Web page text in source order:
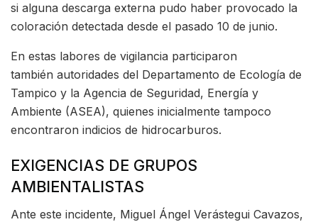
si alguna descarga externa pudo haber provocado la
coloración detectada desde el pasado 10 de junio.
En estas labores de vigilancia participaron
también autoridades del Departamento de Ecología de
Tampico y la Agencia de Seguridad, Energía y
Ambiente (ASEA), quienes inicialmente tampoco
encontraron indicios de hidrocarburos.
EXIGENCIAS DE GRUPOS
AMBIENTALISTAS
Ante este incidente, Miguel Ángel Verástegui Cavazos,